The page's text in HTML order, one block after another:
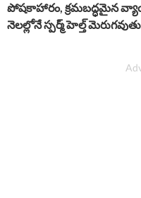
పోషకాహారం, క్రమబద్ధమైన
నెలల్లోనే స్పర్మ్ హెల్త్